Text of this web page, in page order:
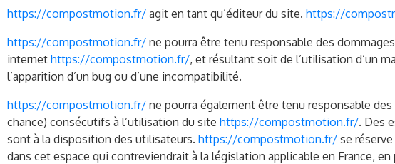
https://compostmotion.fr/ agit en tant qu’éditeur du site. https://
https://compostmotion.fr/ ne pourra être tenu responsable des
internet https://compostmotion.fr/, et résultant soit de l’utilisation d’un
l’apparition d’un bug ou d’une incompatibilité.
https://compostmotion.fr/ ne pourra également être tenu responsable
chance) consécutifs à l’utilisation du site https://compostmotion.fr/. Des
sont à la disposition des utilisateurs. https://compostmotion.fr/ se
dans cet espace qui contreviendrait à la législation applicable en France,